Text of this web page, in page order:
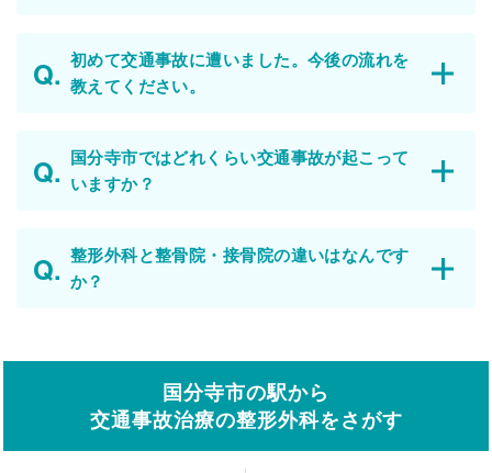
初めて交通事故に遭いました。今後の流れを
教えてください。
国分寺市ではどれくらい交通事故が起こって
いますか？
整形外科と整骨院・接骨院の違いはなんです
か？
国分寺市の駅から
交通事故治療の整形外科をさがす